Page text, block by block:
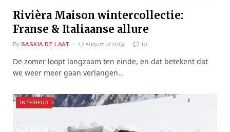
Rivièra Maison wintercollectie:
Franse & Italiaanse allure
By SASKIA DE LAAT 17 augustus 2019 10
De zomer loopt langzaam ten einde, en dat betekent dat
we weer meer gaan verlangen…
INTERIEUR